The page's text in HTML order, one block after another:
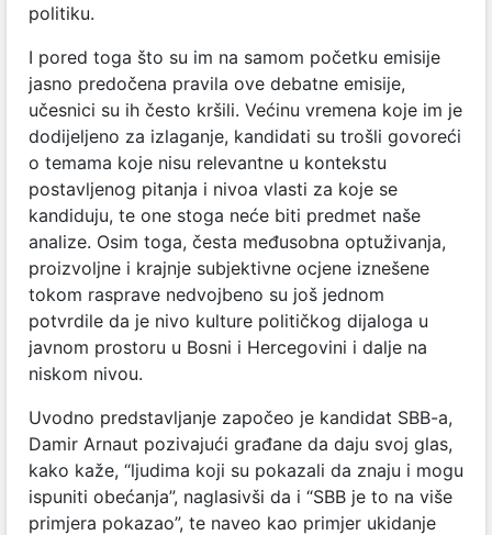
politiku.
I pored toga što su im na samom početku emisije
jasno predočena pravila ove debatne emisije,
učesnici su ih često kršili. Većinu vremena koje im je
dodijeljeno za izlaganje, kandidati su trošli govoreći
o temama koje nisu relevantne u kontekstu
postavljenog pitanja i nivoa vlasti za koje se
kandiduju, te one stoga neće biti predmet naše
analize. Osim toga, česta međusobna optuživanja,
proizvoljne i krajnje subjektivne ocjene iznešene
tokom rasprave nedvojbeno su još jednom
potvrdile da je nivo kulture političkog dijaloga u
javnom prostoru u Bosni i Hercegovini i dalje na
niskom nivou.
Uvodno predstavljanje započeo je kandidat SBB-a,
Damir Arnaut pozivajući građane da daju svoj glas,
kako kaže, “ljudima koji su pokazali da znaju i mogu
ispuniti obećanja”, naglasivši da i “SBB je to na više
primjera pokazao”, te naveo kao primjer ukidanje